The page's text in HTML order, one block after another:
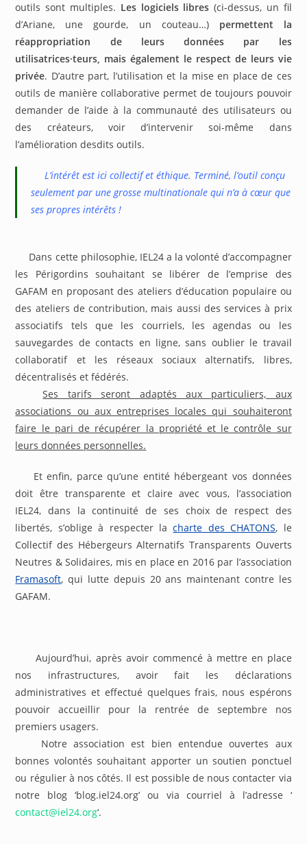
outils sont multiples. Les logiciels libres (ci-dessus, un fil
d’Ariane, une gourde, un couteau…) permettent la
réappropriation de leurs données par les
utilisatrices·teurs, mais également le respect de leurs vie
privée. D’autre part, l’utilisation et la mise en place de ces
outils de manière collaborative permet de toujours pouvoir
demander de l’aide à la communauté des utilisateurs ou
des créateurs, voir d’intervenir soi-même dans
l’amélioration desdits outils.
L’intérêt est ici collectif et éthique. Terminé, l’outil conçu
seulement par une grosse multinationale qui n’a à cœur que
ses propres intérêts !
Dans cette philosophie, IEL24 a la volonté d’accompagner
les Périgordins souhaitant se libérer de l’emprise des
GAFAM en proposant des ateliers d’éducation populaire ou
des ateliers de contribution, mais aussi des services à prix
associatifs tels que les courriels, les agendas ou les
sauvegardes de contacts en ligne, sans oublier le travail
collaboratif et les réseaux sociaux alternatifs, libres,
décentralisés et fédérés.
Ses tarifs seront adaptés aux particuliers, aux
associations ou aux entreprises locales qui souhaiteront
faire le pari de récupérer la propriété et le contrôle sur
leurs données personnelles.
Et enfin, parce qu’une entité hébergeant vos données
doit être transparente et claire avec vous, l’association
IEL24, dans la continuité de ses choix de respect des
libertés, s’oblige à respecter lacharte des CHATONS, le
Collectif des Hébergeurs Alternatifs Transparents Ouverts
Neutres & Solidaires, mis en place en 2016 par l’association
Framasoft, qui lutte depuis 20 ans maintenant contre les
GAFAM.
Aujourd’hui, après avoir commencé à mettre en place
nos infrastructures, avoir fait les déclarations
administratives et effectué quelques frais, nous espérons
pouvoir accueillir pour la rentrée de septembre nos
premiers usagers.
Notre association est bien entendue ouvertes aux
bonnes volontés souhaitant apporter un soutien ponctuel
ou régulier à nos côtés. Il est possible de nous contacter via
notre blog ‘blog.iel24.org’ ou via courriel à l’adresse ‘
contact@iel24.org‘.